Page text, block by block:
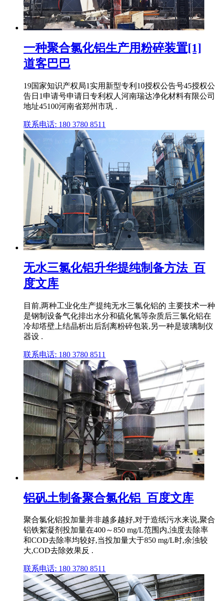
一种聚合氯化铝生产用粉碎装置[1]
道客巴巴
19国家知识产权局1实用新型专利10授权公告号45授权公
告日1申请号申请日专利权人河南瑞达净化材料有限公司
地址45100河南省郑州市巩 .
联系电话: 180 3780 8511
无水三氯化铝升华提纯制备方法_百
度文库
目前,两种工业化生产提纯无水三氯化铝的 主要技术一种
是钢制设备气化排出水分和硫化氢等杂质后三氯化铝在
冷却塔壁上结晶析出后刮离粉碎包装,另一种是玻璃制仪
器设 .
联系电话: 180 3780 8511
铝矾土制备聚合氯化铝_百度文库
聚合氯化铝投加量并非越多越好,对于造纸污水来说,聚合
铝铁絮凝剂投加量在400～850 mg/L范围内,浊度去除率
和COD去除率均较好,当投加量大于850 mg/L时,余浊较
大,COD去除效果反 .
联系电话: 180 3780 8511